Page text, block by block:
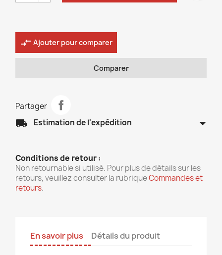
compare_arrows Ajouter pour comparer
Comparer
Partager
local_shipping Estimation de l'expédition arrow_drop_down
Conditions de retour :
Non retournable si utilisé. Pour plus de détails sur les
retours, veuillez consulter la rubriqueCommandes et
retours.
En savoir plus Détails du produit